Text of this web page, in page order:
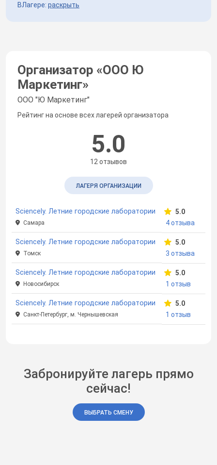
ВЛагере: раскрыть
Организатор «ООО Ю
Маркетинг»
ООО "Ю Маркетинг"
Рейтинг на основе всех лагерей организатора
5.0
12 отзывов
ЛАГЕРЯ ОРГАНИЗАЦИИ
Sciencely. Летние городские лаборатории
Самара
5.0
4 отзыва
Sciencely. Летние городские лаборатории
Томск
5.0
3 отзыва
Sciencely. Летние городские лаборатории
Новосибирск
5.0
1 отзыв
Sciencely. Летние городские лаборатории
Санкт-Петербург, м. Чернышевская
5.0
1 отзыв
Забронируйте лагерь прямо
сейчас!
ВЫБРАТЬ СМЕНУ